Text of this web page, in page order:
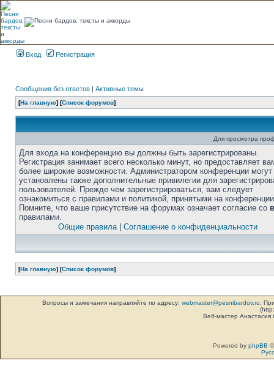
Вход Регистрация
Сообщения без ответов | Активные темы
[На главную] [Список форумов]
Для просмотра
Для входа на конференцию вы должны быть зарегистрированы.
Регистрация занимает всего несколько минут, но предоставляет
более широкие возможности. Администратором конференции
установлены также дополнительные привилегии для
пользователей. Прежде чем зарегистрироваться, вам следует
ознакомиться с правилами и политикой, принятыми на
Помните, что ваше присутствие на форумах означает согласие со
правилами.
Общие правила| Соглашение о конфиденциальности
[На главную] [Список форумов]
Вопросы и замечания направляйте по адресу: webmaster@pesnibardov.ru .
Веб-мастер
Powered by phpBB